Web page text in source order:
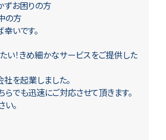
ずお困りの方
の方
いです。
い！きめ細かなサービスをご提供した
を起業しました。
らでも迅速にご対応させて頂きます。
。